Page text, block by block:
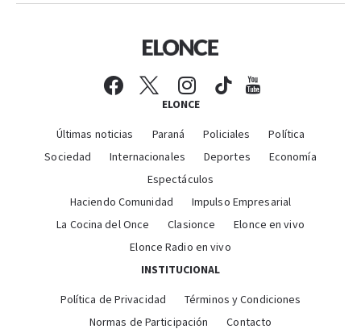
ELONCE
Últimas noticias Paraná Policiales
Política
Sociedad
Internacionales Deportes
Economía
Espectáculos
Haciendo Comunidad
Impulso Empresarial
La Cocina del Once
Clasionce
Elonce en vivo
Elonce Radio en vivo
INSTITUCIONAL
Política de Privacidad
Términos y Condiciones
Normas de Participación
Contacto